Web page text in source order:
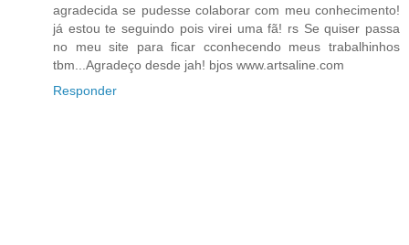
agradecida se pudesse colaborar com meu conhecimento!
já estou te seguindo pois virei uma fã! rs Se quiser passa
no meu site para ficar cconhecendo meus trabalhinhos
tbm...Agradeço desde jah! bjos www.artsaline.com
Responder